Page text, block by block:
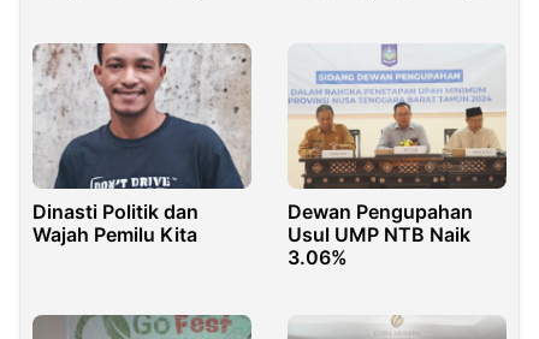
Dinasti Politik dan
Wajah Pemilu Kita
Dewan Pengupahan
Usul UMP NTB Naik
3.06%